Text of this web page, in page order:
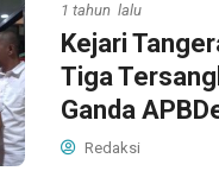
1 tahun lalu
Kejari
Tiga
Ganda
Redaksi